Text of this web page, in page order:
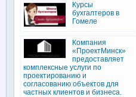
Курсы
бухгалтеров в
Гомеле
Компания
«ПроектМинск»
предоставляет
комплексные услуги по
проектированию и
согласованию объектов для
частных клиентов и бизнеса.